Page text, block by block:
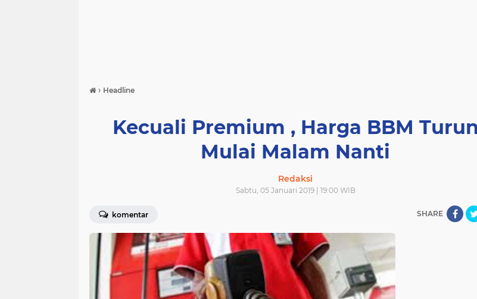
› Headline
Kecuali Premium , Harga BBM Turun
Mulai Malam Nanti
Redaksi
Sabtu, 05 Januari 2019 | 19:00 WIB
komentar SHARE